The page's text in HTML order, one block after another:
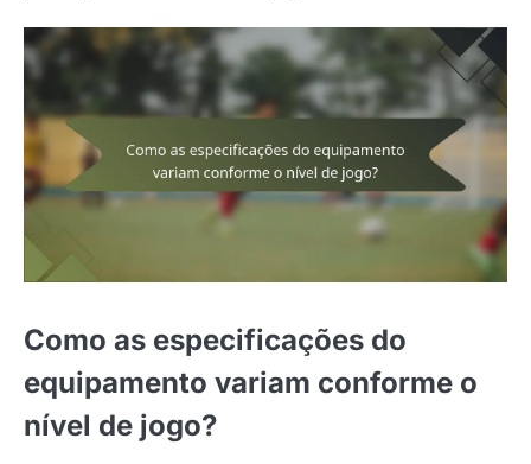
Como as especificações do
equipamento variam conforme o
nível de jogo?